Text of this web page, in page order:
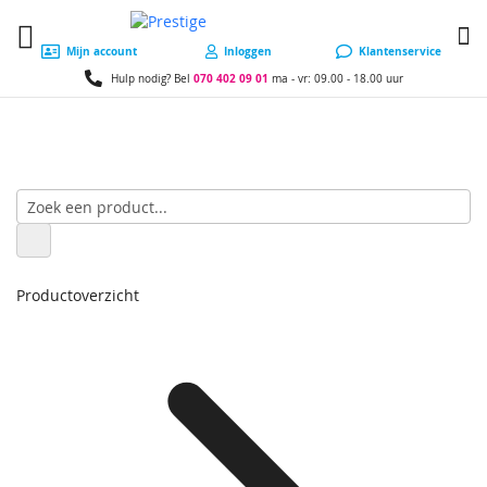
Mijn account Inloggen Klantenservice
Hulp nodig? Bel 070 402 09 01 ma - vr: 09.00 - 18.00 uur
Productoverzicht